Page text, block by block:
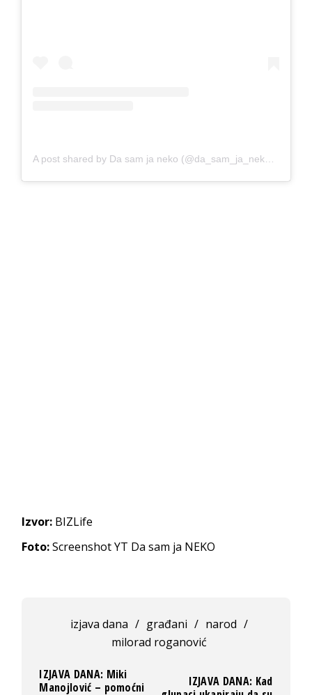
Izvor: BIZLife
Foto:Screenshot YT Da sam ja NEKO
izjava dana / građani / narod /
milorad roganović
IZJAVA DANA: Miki
Manojlović – pomoćni
IZJAVA DANA: Kad